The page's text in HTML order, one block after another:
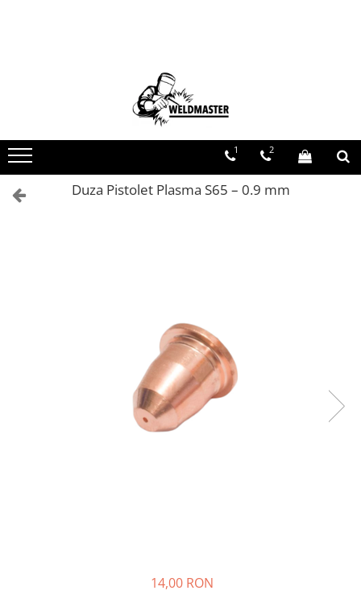
Aparate de sudura fara gaz
Aparate de sudura MIG-MAG
Aparate de sudura TIG-WIG
Masti de sudura cu cristale lichide
Consumabile, accesorii laser
Pistolete sudura MIG/MAG
Pistolete sudura TIG/WIG
Aparate de taiere cu plasma
Incalzitoare, sobe cu ulei ars
1 2
Duza Pistolet Plasma S65 – 0.9 mm
14,00 RON